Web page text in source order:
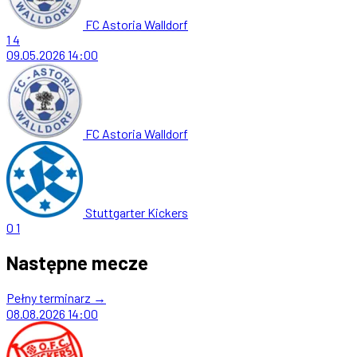
FC Astoria Walldorf
1 4
09.05.2026 14:00
FC Astoria Walldorf
Stuttgarter Kickers
0 1
Następne mecze
Pełny terminarz →
08.08.2026 14:00